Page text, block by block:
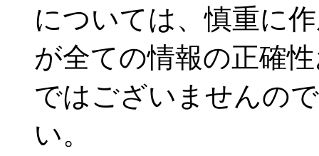
については、慎重に
が全ての情報の正確
ではございませんの
い。